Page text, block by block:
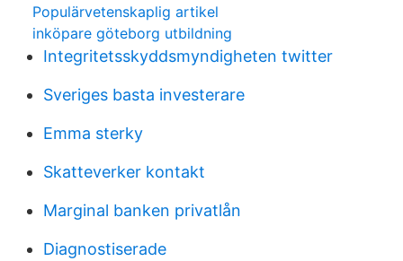
Populärvetenskaplig artikel
inköpare göteborg utbildning
Integritetsskyddsmyndigheten twitter
Sveriges basta investerare
Emma sterky
Skatteverker kontakt
Marginal banken privatlån
Diagnostiserade